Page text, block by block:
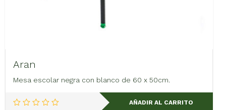
Aran
Mesa escolar negra con blanco de 60 x 50cm.
AÑADIR AL CARRITO